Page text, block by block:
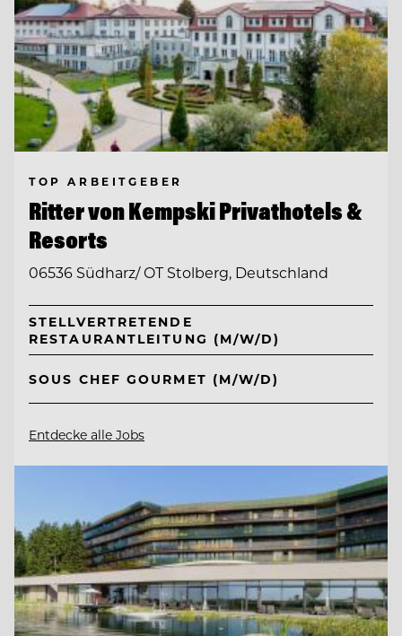
TOP ARBEITGEBER
Ritter von Kempski Privathotels &
Resorts
06536 Südharz/ OT Stolberg, Deutschland
STELLVERTRETENDE
RESTAURANTLEITUNG (M/W/D)
SOUS CHEF GOURMET (M/W/D)
Entdecke alle Jobs